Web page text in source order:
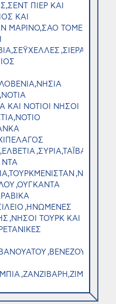
ΠΙΕΡ ΚΑΙ
ΚΑΙ
ΜΑΡΙΝΟ,ΣΑΟ ΤΟΜΕ
,ΣΙΕΡΑ
ΚΑΙ ΝΟΤΙΟΙ ΝΗΣΟΙ
,ΣΥΡΙΑ,ΤΑΪΒΑΝ
ΝΤΑ
,ΝΗΣΟΙ
,ΟΥΓΚΑΝΤΑ​​
,ΗΝΩΜΕΝΕΣ
,ΝΗΣΟΙ ΤΟΥΡΚ ΚΑΙ
,ΒΕΝΕΖΟΥΕΛΑ